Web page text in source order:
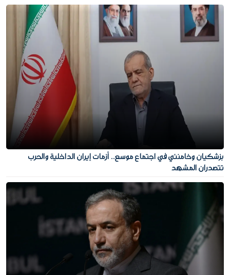
بزشكيان وخامنئي في اجتماع موسع.. أزمات إيران الداخلية والحرب
تتصدران المشهد